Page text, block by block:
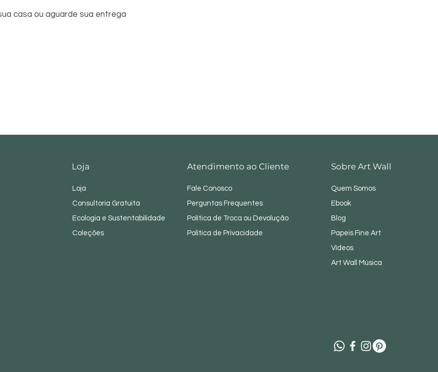
casa ou aguarde sua entrega
Loja
Consultoria Gratuita
Ecologia e Sustentabilidade
Coleções
Atendimento ao Cliente
Fale Conosco
Perguntas Frequentes
Política de Troca ou Devolução
Política de Privacidade
Sobre Art Wall
Quem Somos
Ebook
Blog
Papeis Fine Art
Vídeos
Art Wall Música
Loja